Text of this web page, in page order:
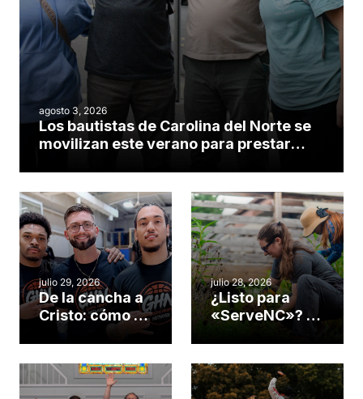
agosto 3, 2026
Los bautistas de Carolina del Norte se
movilizan este verano para prestar
julio 29, 2026
De la cancha a
Cristo: cómo el
gimnasio de
Cary se
convirtió en un
julio 28, 2026
¿Listo para
«ServeNC»? 4
obra de Dios
durante la